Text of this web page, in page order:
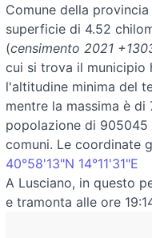
Comune della provincia
superficie di 4.52
(censimento 2021
cui si trova il municipio
l'altitudine minima del
mentre la massima è
popolazione di
comuni. Le coordinate
40°58'13"N 14°11'31"E
A Lusciano, in questo
e tramonta alle ore